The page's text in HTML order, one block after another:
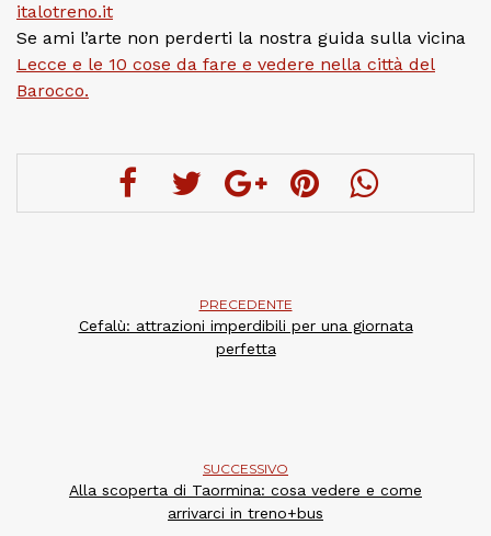
italotreno.it
Se ami l’arte non perderti la nostra guida sulla vicina
Lecce e le 10 cose da fare e vedere nella città del
Barocco.
PRECEDENTE
Cefalù: attrazioni imperdibili per una giornata
perfetta
SUCCESSIVO
Alla scoperta di Taormina: cosa vedere e come
arrivarci in treno+bus